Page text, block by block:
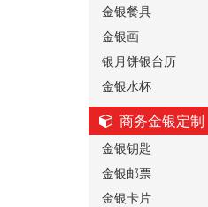
金银餐具
金银画
银月饼银台历
金银水杯
商务金银定制
金银钥匙
金银邮票
金银卡片